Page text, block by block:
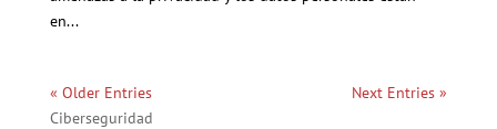
en...
« Older Entries
Next Entries »
Ciberseguridad